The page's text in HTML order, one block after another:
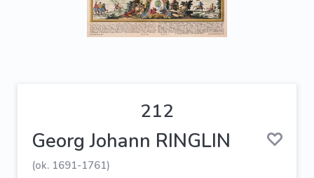
212
Georg Johann RINGLIN
(ok. 1691-1761)